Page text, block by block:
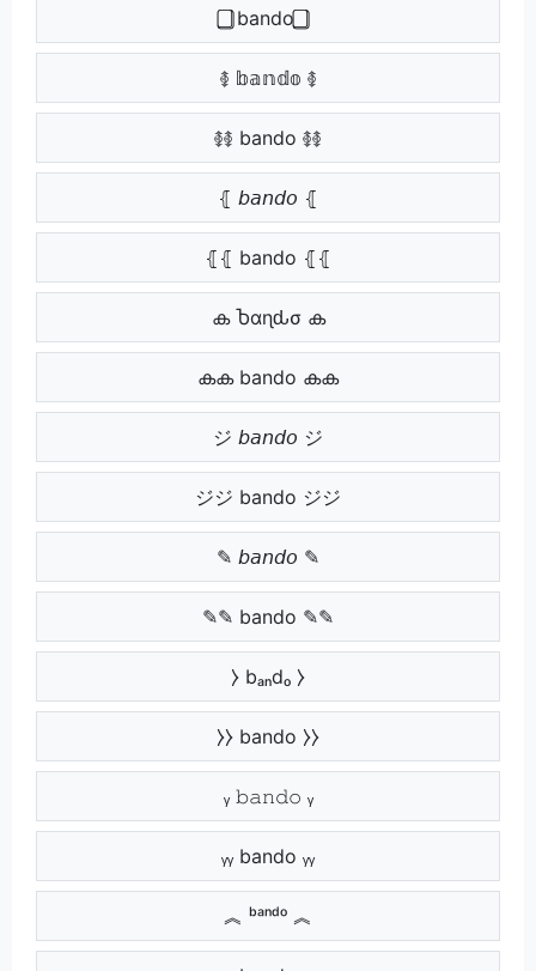
⃣⃣ bando ⃣⃣
࿅ 𝕓𝕒𝕟𝕕𝕠 ࿅
࿅࿅ bando ࿅࿅
⦃ 𝘣𝘢𝘯𝘥𝘰 ⦃
⦃⦃ bando ⦃⦃
ക Ⴆαɳԃσ ക
കക bando കക
ジ 𝘣𝘢𝘯𝘥𝘰 ジ
ジジ bando ジジ
✎ 𝘣𝘢𝘯𝘥𝘰 ✎
✎✎ bando ✎✎
⧽ bₐₙdₒ ⧽
⧽⧽ bando ⧽⧽
ᵧ 𝚋𝚊𝚗𝚍𝚘 ᵧ
ᵧᵧ bando ᵧᵧ
︽ ᵇᵃⁿᵈᵒ ︽